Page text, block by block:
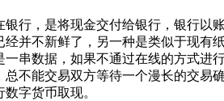
行，是将现金交付给银行，银行以
并不新鲜了，另一种是类似于现有
串数据，如果不通过在线的方式进
不能交易双方等待一个漫长的交易
字货币取现。